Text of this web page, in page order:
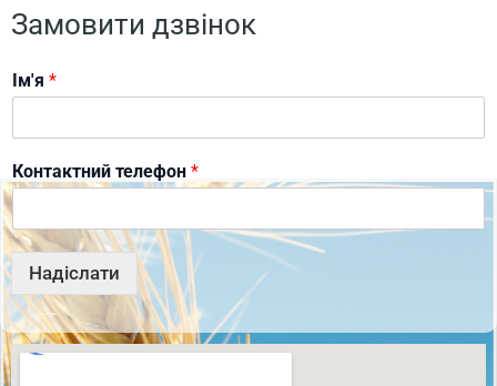
Замовити дзвінок
Ім'я *
Контактний телефон *
Надіслати